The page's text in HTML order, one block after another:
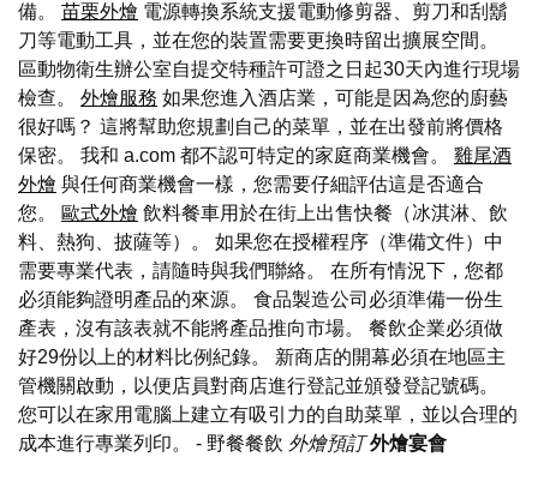
備。 苗栗外燴 電源轉換系統支援電動修剪器、剪刀和刮鬍
刀等電動工具，並在您的裝置需要更換時留出擴展空間。
區動物衛生辦公室自提交特種許可證之日起30天內進行現場
檢查。 外燴服務 如果您進入酒店業，可能是因為您的廚藝
很好嗎？ 這將幫助您規劃自己的菜單，並在出發前將價格
保密。 我和 a.com 都不認可特定的家庭商業機會。 雞尾酒
外燴 與任何商業機會一樣，您需要仔細評估這是否適合
您。
歐式外燴 飲料餐車用於在街上出售快餐（冰淇淋、飲
料、熱狗、披薩等）。 如果您在授權程序（準備文件）中
需要專業代表，請隨時與我們聯絡。 在所有情況下，您都
必須能夠證明產品的來源。 食品製造公司必須準備一份生
產表，沒有該表就不能將產品推向市場。 餐飲企業必須做
好29份以上的材料比例紀錄。 新商店的開幕必須在地區主
管機關啟動，以便店員對商店進行登記並頒發登記號碼。
您可以在家用電腦上建立有吸引力的自助菜單，並以合理的
成本進行專業列印。 - 野餐餐飲 外燴預訂 外燴宴會